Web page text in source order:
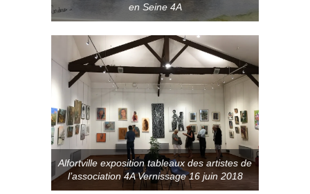
en Seine 4A
Alfortville exposition tableaux des artistes de
l’association 4A Vernissage 16 juin 2018